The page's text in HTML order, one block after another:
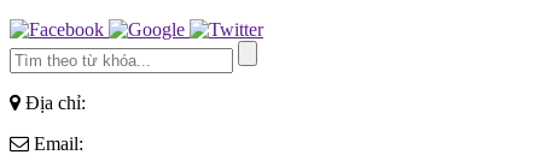
Địa chỉ:
Email: